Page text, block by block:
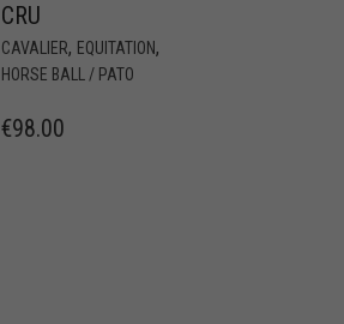
CRU
CAVALIER, EQUITATION,
HORSE BALL / PATO
€98.00